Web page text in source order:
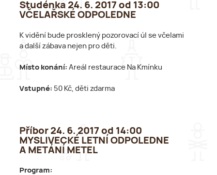
Studénka 24. 6. 2017 od 13:00
VČELAŘSKÉ ODPOLEDNE
K vidění bude prosklený pozorovací úl se včelami
a další zábava nejen pro děti.
Místo konání: Areál restaurace Na Kmínku
Vstupné: 50 Kč, děti zdarma
Příbor 24. 6. 2017 od 14:00
MYSLIVECKÉ LETNÍ ODPOLEDNE
A METÁNÍ METEL
Program: